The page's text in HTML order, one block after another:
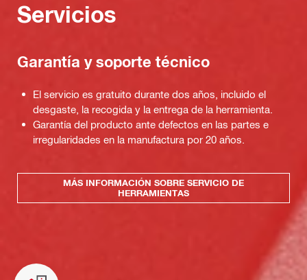
Servicios
Garantía y soporte técnico
El servicio es gratuito durante dos años, incluido el
desgaste, la recogida y la entrega de la herramienta.
Garantía del producto ante defectos en las partes e
irregularidades en la manufactura por 20 años.
MÁS INFORMACIÓN SOBRE SERVICIO DE
HERRAMIENTAS